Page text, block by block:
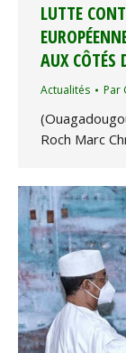
LUTTE
AUX CÔTÉS
Actualités Par
Roch Marc